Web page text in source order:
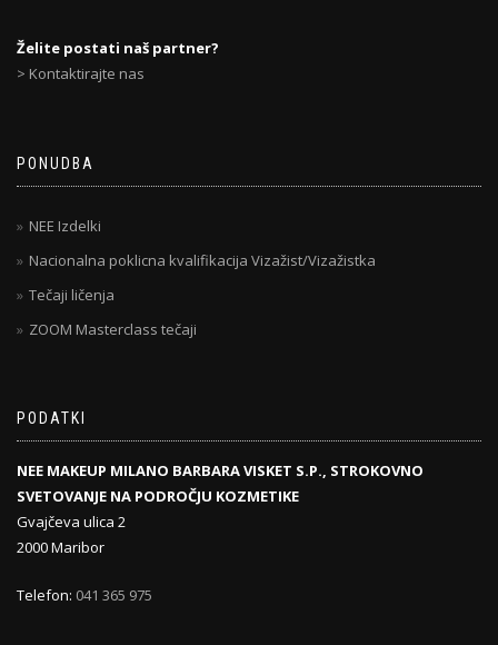
Želite postati naš partner?
> Kontaktirajte nas
PONUDBA
NEE Izdelki
Nacionalna poklicna kvalifikacija Vizažist/Vizažistka
Tečaji ličenja
ZOOM Masterclass tečaji
PODATKI
NEE MAKEUP MILANO BARBARA VISKET S.P., STROKOVNO
SVETOVANJE NA PODROČJU KOZMETIKE
Gvajčeva ulica 2
2000 Maribor
Telefon: 041 365 975